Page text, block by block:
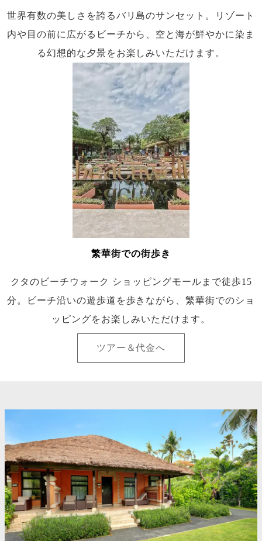
世界有数の美しさを誇るバリ島のサンセット。リゾート
内や目の前に広がるビーチから、空と海が鮮やかに染ま
る幻想的な夕景をお楽しみいただけます。
繁華街での街歩き
クタのビーチウォーク ショッピングモールまで徒歩15
分。ビーチ沿いの遊歩道を歩きながら、繁華街でのショ
ッピングをお楽しみいただけます。
ツアー＆代金へ